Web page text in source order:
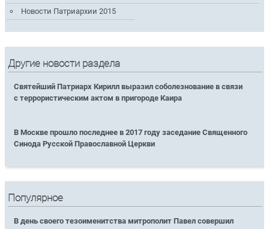
Новости Патриархии 2015
Другие новости раздела
Святейший Патриарх Кирилл выразил соболезнование в связи
с террористическим актом в пригороде Каира
В Москве прошло последнее в 2017 году заседание Священного
Синода Русской Православной Церкви
Популярное
В день своего тезоименитства митрополит Павел совершил